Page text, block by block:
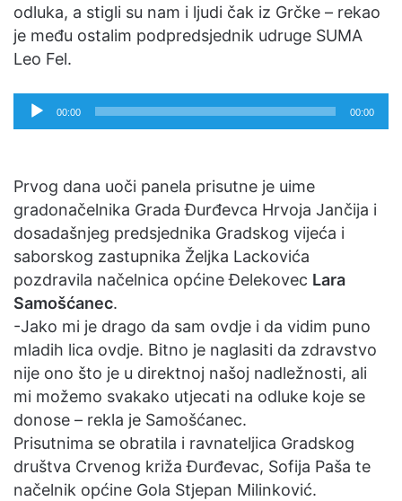
odluka, a stigli su nam i ljudi čak iz Grčke – rekao
je među ostalim podpredsjednik udruge SUMA
Leo Fel.
Reproduktor
audiozapisa
00:00 00:00
Prvog dana uoči panela prisutne je uime
gradonačelnika Grada Đurđevca Hrvoja Jančija i
dosadašnjeg predsjednika Gradskog vijeća i
saborskog zastupnika Željka Lackovića
pozdravila načelnica općine Đelekovec Lara
Samošćanec.
-Jako mi je drago da sam ovdje i da vidim puno
mladih lica ovdje. Bitno je naglasiti da zdravstvo
nije ono što je u direktnoj našoj nadležnosti, ali
mi možemo svakako utjecati na odluke koje se
donose – rekla je Samošćanec.
Prisutnima se obratila i ravnateljica Gradskog
društva Crvenog križa Đurđevac, Sofija Paša te
načelnik općine Gola Stjepan Milinković.